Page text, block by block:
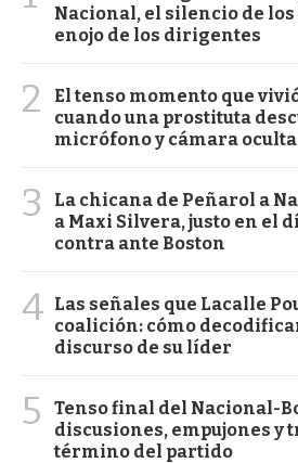
Nacional, el silencio de
enojo de los dirigentes
2
El tenso momento que
cuando una prostituta
micrófono y cámara oculta
3
La chicana de Peñarol a
a Maxi Silvera, justo en el
contra ante Boston
4 Las señales que Lacalle
coalición: cómo
discurso de su líder
5
Tenso final del Nacional-
discusiones, empujones y
término del partido